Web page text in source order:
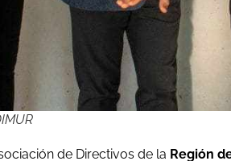
de Directivos de la Región